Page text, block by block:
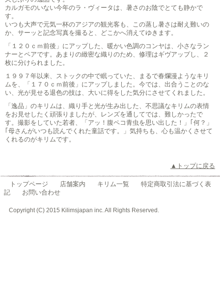
カルガモのいない今年のラ・ヴィータは、暑さのお陰でとても静かで
す。
いつも大声で元気一杯のアジアの観光客も、この蒸し暑さは耐え難いの
か、サーッと記念写真を撮ると、どこかへ消えてゆきます。
「１２０ｃｍ前後」にアップした、暖かい色調のコンヤは、小さなラン
ナーとペアです。あまりの緻密な織りのため、修理はギヴアップし、２
枚に分けられました。
１９９７年以来、ストックの中で眠っていた、まるで春爛漫ようなキリ
ムを、「１７０ｃｍ前後」にアップしました。今では、出合うことのな
い、光が見せる退色の技は、大いに得をした気分にさせてくれました。
「逸品」のキリムは、織り手と光が生み出した、不思議なキリムの表情
をお見せしたく頑張りましたが、レンズを通してでは、難しかったで
す。撮影をしていた若者、「アッ！腹ペコ青虫を思い出した！」｢何？」
｢母さんがいつも読んでくれた童話です。」気持ちも、心も温かくさせて
くれるのがキリムです。
▲トップに戻る
トップページ 店舗案内 キリム一覧
特定商取引法に基づく表
記
お問い合わせ
Copyright (C) 2015 Kilimsjapan inc. All Rights Reserved.